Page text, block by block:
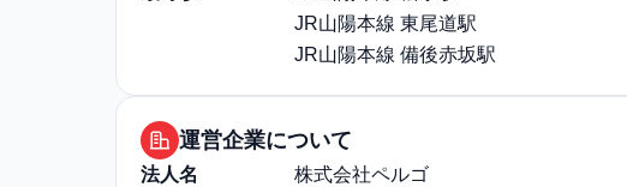
JR山陽本線 東尾道駅
JR山陽本線 備後赤坂駅
運営企業について
法人名
株式会社ペルゴ